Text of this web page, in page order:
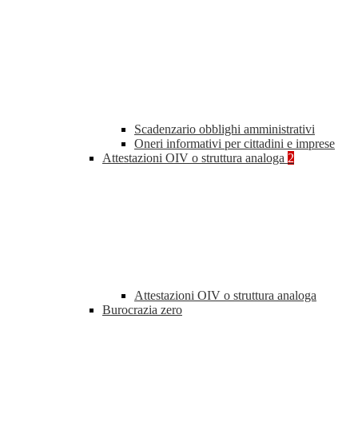
Scadenzario obblighi amministrativi
Oneri informativi per cittadini e imprese
Attestazioni OIV o struttura analoga 2
Attestazioni OIV o struttura analoga
Burocrazia zero